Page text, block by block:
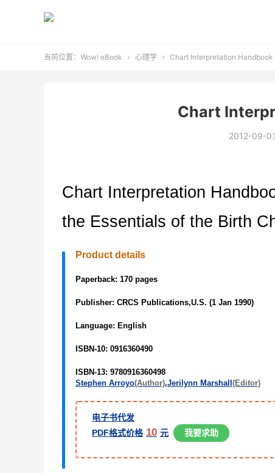
当前位置： Wow! eBook  心理学  Chart Interpretation Handbook
Chart
2012-09-
Chart Interpretation
the Essentials of the Birth
Product details
Paperback: 170 pages
Publisher: CRCS Publications,U.S. (1 Jan 1990)
Language: English
ISBN-10: 0916360490
ISBN-13: 9780916360498
Stephen Arroyo(Author),Jerilynn Marshall (Editor)
电子书代发
PDF格式价格 10 元 我要求助